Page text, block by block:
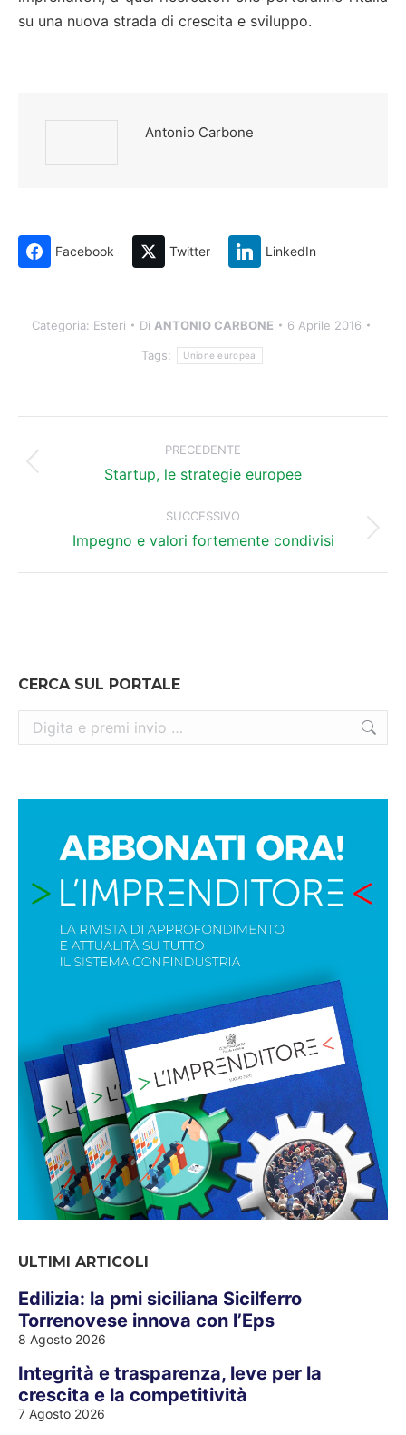
su una nuova strada di crescita e sviluppo.
Antonio Carbone
Facebook Twitter LinkedIn
Categoria: Esteri Di ANTONIO CARBONE 6 Aprile 2016
Tags: Unione europea
tra
PRECEDENTE
Post
precedente:
Startup, le strategie europee
SUCCESSIVO
Prossimo
Impegno e valori fortemente condivisi
CERCA SUL PORTALE
Cerca:
ULTIMI ARTICOLI
Edilizia: la pmi siciliana Sicilferro
Torrenovese innova con l’Eps
8 Agosto 2026
Integrità e trasparenza, leve per la
crescita e la competitività
7 Agosto 2026